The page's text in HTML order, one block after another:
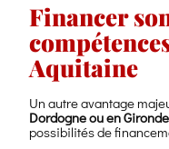
Financer
Aquitaine
Un autre avantage
Dordogne ou en Gironde
possibilités de